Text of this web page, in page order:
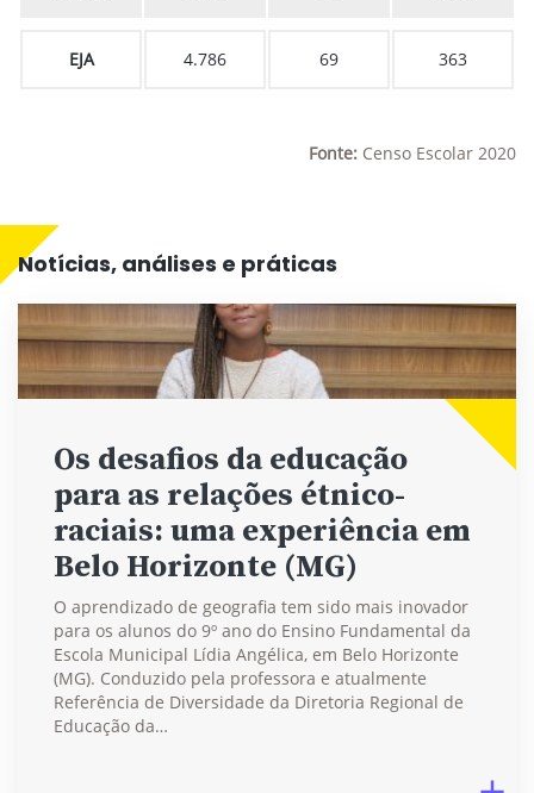
EJA 4.786 69 363
Fonte: Censo Escolar 2020
Notícias, análises e práticas
Os desafios da educação
para as relações étnico-
raciais: uma experiência em
Belo Horizonte (MG)
O aprendizado de geografia tem sido mais inovador
para os alunos do 9º ano do Ensino Fundamental da
Escola Municipal Lídia Angélica, em Belo Horizonte
(MG). Conduzido pela professora e atualmente
Referência de Diversidade da Diretoria Regional de
Educação da…